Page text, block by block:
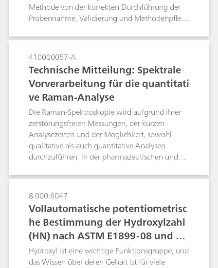
Methode von der korrekten Durchführung der
Probennahme, Validierung und Methodenpflege
empfohlenen Verfahren für die Anwendung der
multivariaten Methode mit dem NanoRam-
1064 beschrieben. Diese Verfahren sind für
Endbenutzer im pharmazeutischen Umfeld zu
empfehlen, können aber auch in anderen
Bereichen eingesetzt werden. Dieses Dokument
soll als allgemeine Orientierung für Benutzer des
NanoRam-1064 dienen, die eine
Standardarbeitsanweisung für die
Methodenentwicklung, -validierung und -
umsetzung erstellen möchten.
410000057-A
Technische Mitteilung: Spektrale
Vorverarbeitung für die quantitati
ve Raman-Analyse
Die Raman-Spektroskopie wird aufgrund ihrer
zerstörungsfreien Messungen, der kurzen
Analysezeiten und der Möglichkeit, sowohl
qualitative als auch quantitative Analysen
durchzuführen, in der pharmazeutischen und
Prozessanalytik eingesetzt. Auf quantitative
spektroskopische Daten werden routinemässig
spektrale Vorverarbeitungsalgorithmen
angewendet, um spektrale Merkmale zu
verstärken und zugleich Schwankungen zu
minimieren, die nicht mit dem untersuchten
Analyt zusammenhängen. In dieser technischen
Mitteilung werden die wesentlichen
8.000.6047
Vollautomatische potentiometrisc
he Bestimmung der Hydroxylzahl
(HN) nach ASTM E1899-08 und DI
N 53240-2
Hydroxyl ist eine wichtige Funktionsgruppe, und
das Wissen über deren Gehalt ist für viele